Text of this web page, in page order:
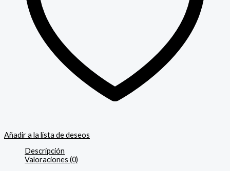
Añadir a la lista de deseos
Descripción
Valoraciones (0)